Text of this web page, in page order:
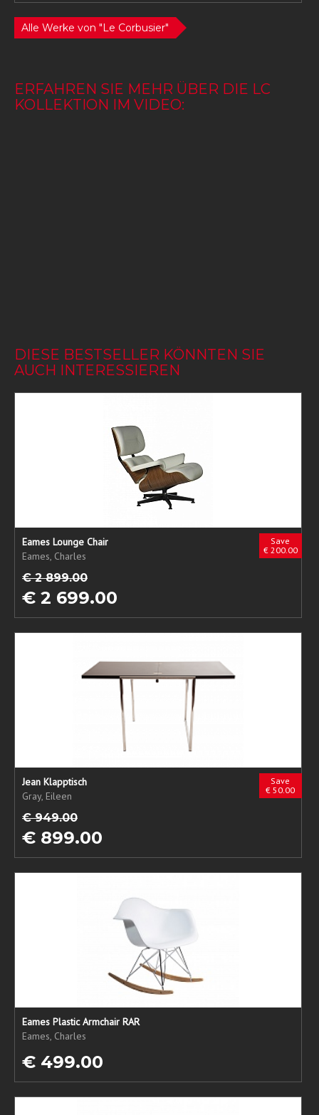
Alle Werke von "Le Corbusier"
ERFAHREN SIE MEHR ÜBER DIE LC
KOLLEKTION IM VIDEO:
DIESE BESTSELLER KÖNNTEN SIE
AUCH INTERESSIEREN
Save
€ 200.00
Eames Lounge Chair
Eames, Charles
€ 2 899.00
€ 2 699.00
Save
€ 50.00
Jean Klapptisch
Gray, Eileen
€ 949.00
€ 899.00
Eames Plastic Armchair RAR
Eames, Charles
€ 499.00